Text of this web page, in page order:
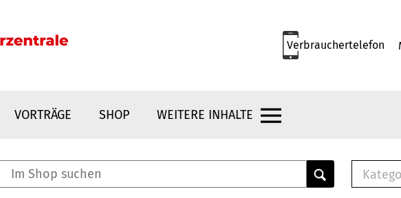
Verbrauchertelefon
VORTRÄGE SHOP WEITERE INHALTE